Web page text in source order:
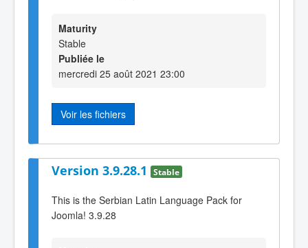
Maturity
Stable
Publiée le
mercredi 25 août 2021 23:00
Voir les fichiers
Version 3.9.28.1 Stable
This is the Serbian Latin Language Pack for
Joomla! 3.9.28